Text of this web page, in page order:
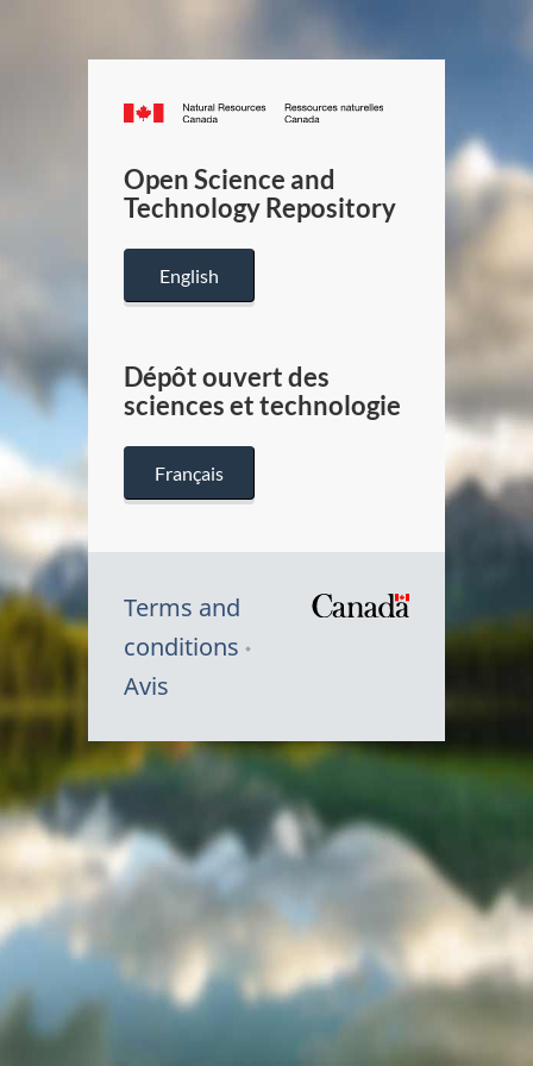
Canada.ca
/
Canada
Open Science and
Technology Repository
English
Dépôt ouvert des
sciences et technologie
Français
Terms and
conditions
Avis
Symbole
du